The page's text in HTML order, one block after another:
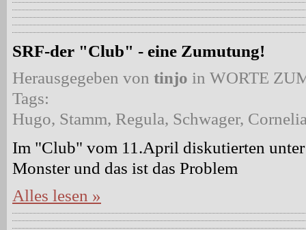
SRF-der "Club" - eine Zumutung!
Herausgegeben von tinjo in WORTE
Tags:
Hugo, Stamm, Regula, Schwager,
Im "Club" vom 11.April diskutierten
Monster und das ist das Problem
Alles lesen »